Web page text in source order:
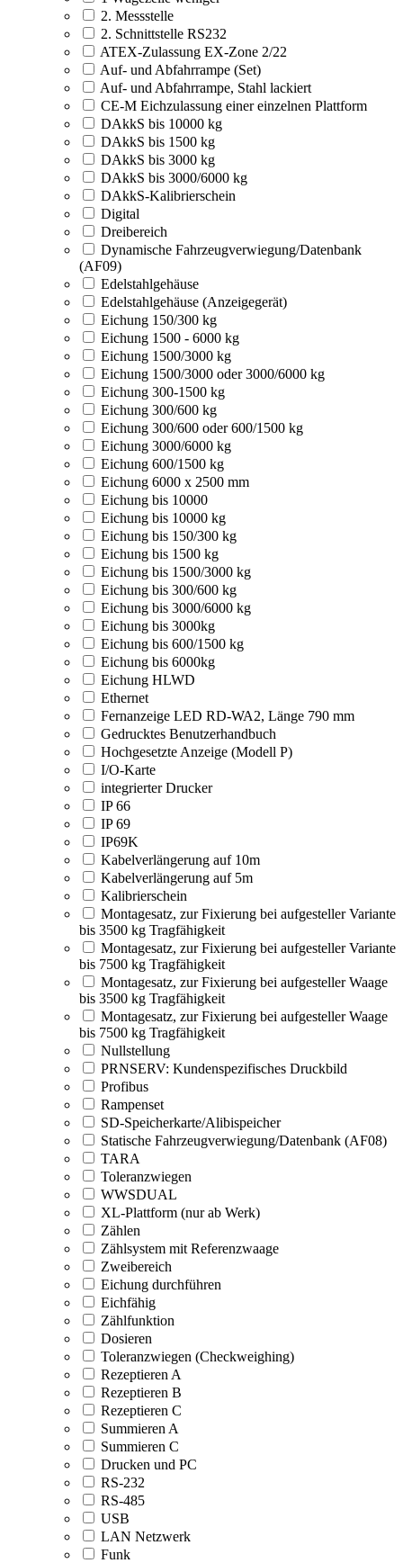
2. Messstelle
2. Schnittstelle RS232
ATEX-Zulassung EX-Zone 2/22
Auf- und Abfahrrampe (Set)
Auf- und Abfahrrampe, Stahl lackiert
CE-M Eichzulassung einer einzelnen Plattform
DAkkS bis 10000 kg
DAkkS bis 1500 kg
DAkkS bis 3000 kg
DAkkS bis 3000/6000 kg
DAkkS-Kalibrierschein
Digital
Dreibereich
Dynamische Fahrzeugverwiegung/Datenbank
(AF09)
Edelstahlgehäuse
Edelstahlgehäuse (Anzeigegerät)
Eichung 150/300 kg
Eichung 1500 - 6000 kg
Eichung 1500/3000 kg
Eichung 1500/3000 oder 3000/6000 kg
Eichung 300-1500 kg
Eichung 300/600 kg
Eichung 300/600 oder 600/1500 kg
Eichung 3000/6000 kg
Eichung 600/1500 kg
Eichung 6000 x 2500 mm
Eichung bis 10000
Eichung bis 10000 kg
Eichung bis 150/300 kg
Eichung bis 1500 kg
Eichung bis 1500/3000 kg
Eichung bis 300/600 kg
Eichung bis 3000/6000 kg
Eichung bis 3000kg
Eichung bis 600/1500 kg
Eichung bis 6000kg
Eichung HLWD
Ethernet
Fernanzeige LED RD-WA2, Länge 790 mm
Gedrucktes Benutzerhandbuch
Hochgesetzte Anzeige (Modell P)
I/O-Karte
integrierter Drucker
IP 66
IP 69
IP69K
Kabelverlängerung auf 10m
Kabelverlängerung auf 5m
Kalibrierschein
Montagesatz, zur Fixierung bei aufgesteller Variante
bis 3500 kg Tragfähigkeit
Montagesatz, zur Fixierung bei aufgesteller Variante
bis 7500 kg Tragfähigkeit
Montagesatz, zur Fixierung bei aufgesteller Waage
bis 3500 kg Tragfähigkeit
Montagesatz, zur Fixierung bei aufgesteller Waage
bis 7500 kg Tragfähigkeit
Nullstellung
PRNSERV: Kundenspezifisches Druckbild
Profibus
Rampenset
SD-Speicherkarte/Alibispeicher
Statische Fahrzeugverwiegung/Datenbank (AF08)
TARA
Toleranzwiegen
WWSDUAL
XL-Plattform (nur ab Werk)
Zählen
Zählsystem mit Referenzwaage
Zweibereich
Eichung durchführen
Eichfähig
Zählfunktion
Dosieren
Toleranzwiegen (Checkweighing)
Rezeptieren A
Rezeptieren B
Rezeptieren C
Summieren A
Summieren C
Drucken und PC
RS-232
RS-485
USB
LAN Netzwerk
Funk